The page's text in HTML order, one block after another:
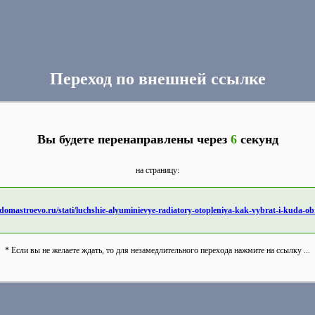
Переход по внешней ссылке
Вы будете перенаправлены через 6секунд
на страницу:
stati/luchshie-alyuminievye-radiatory-otopleniya-kak-vybrat-i-kuda-
* Если вы не желаете ждать, то для незамедлительного перехода нажмите на ссылку ...